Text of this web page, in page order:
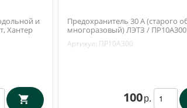
и
Хантер
Предохранитель 30 А (старого
многоразовый) ЛЭТЗ / ПР10А300
Артикул: ПР10А300
100 р.